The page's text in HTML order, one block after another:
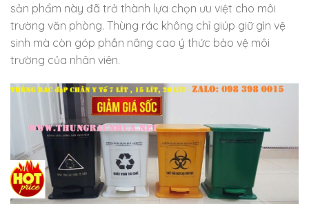
sản phẩm này đã trở thành lựa chọn ưu việt cho môi
trường văn phòng. Thùng rác không chỉ giúp giữ gìn vệ
sinh mà còn góp phần nâng cao ý thức bảo vệ môi
trường của nhân viên.